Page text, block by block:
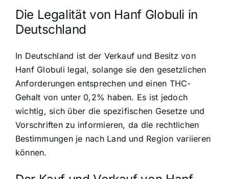
Die Legalität von Hanf Globuli in
Deutschland
In Deutschland ist der Verkauf und Besitz von
Hanf Globuli legal, solange sie den gesetzlichen
Anforderungen entsprechen und einen THC-
Gehalt von unter 0,2% haben. Es ist jedoch
wichtig, sich über die spezifischen Gesetze und
Vorschriften zu informieren, da die rechtlichen
Bestimmungen je nach Land und Region variieren
können.